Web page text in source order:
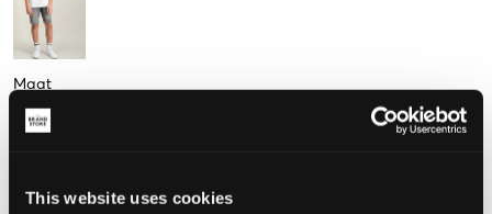
This website uses cookies
Maat